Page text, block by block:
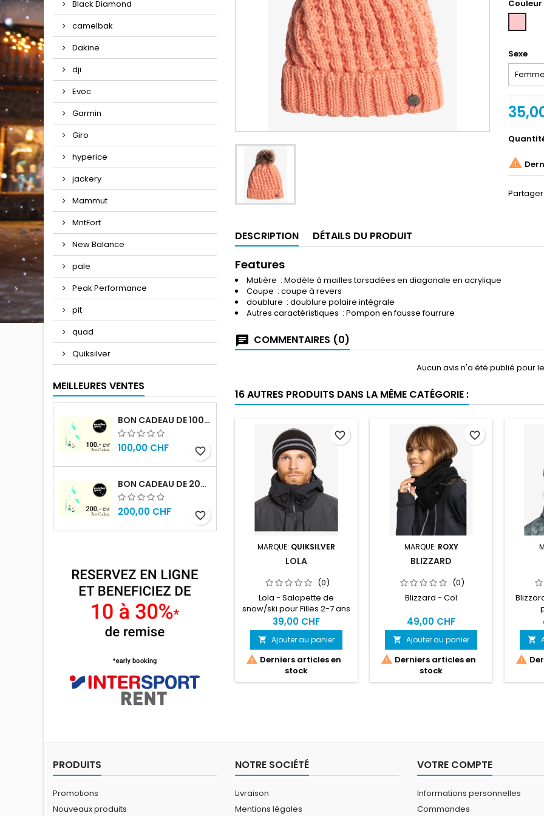
Black Diamond
camelbak
Dakine
dji
Evoc
Garmin
Giro
hyperice
jackery
Mammut
MntFort
New Balance
pale
Peak Performance
pit
quad
Quiksilver
MEILLEURES VENTES
BON CADEAU DE 100.- CHF
100,00 CHF favorite_border
BON CADEAU DE 200.- CHF
200,00 CHF favorite_border
Couleur
Sexe

Partager
DESCRIPTION DÉTAILS DU PRODUIT
Features
Matière : Modèle à mailles torsadées en diagonale en acrylique
Coupe : coupe à revers
doublure : doublure polaire intégrale
Autres caractéristiques : Pompon en fausse fourrure
COMMENTAIRES (0)
Aucun avis n'a été publié pour
16 AUTRES PRODUITS DANS LA MÊME CATÉGORIE :
MARQUE: QUIKSILVER
LOLA
(0)
Lola - Salopette de
snow/ski pour Filles 2-7 ans
39,00 CHF
 Ajouter au panier
 Derniers articles en
stock
favorite_border
MARQUE: ROXY
BLIZZARD
(0)
Blizzard - Col
49,00 CHF
 Ajouter au panier
 Derniers articles en
stock
favorite_border


PRODUITS
Promotions
Nouveaux produits
NOTRE SOCIÉTÉ
Livraison
Mentions légales
VOTRE COMPTE
Informations personnelles
Commandes